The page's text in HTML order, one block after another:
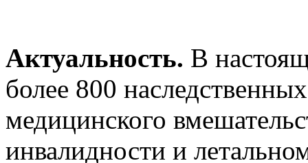
Актуальность. В
более 800
медицинского
инвалидности и